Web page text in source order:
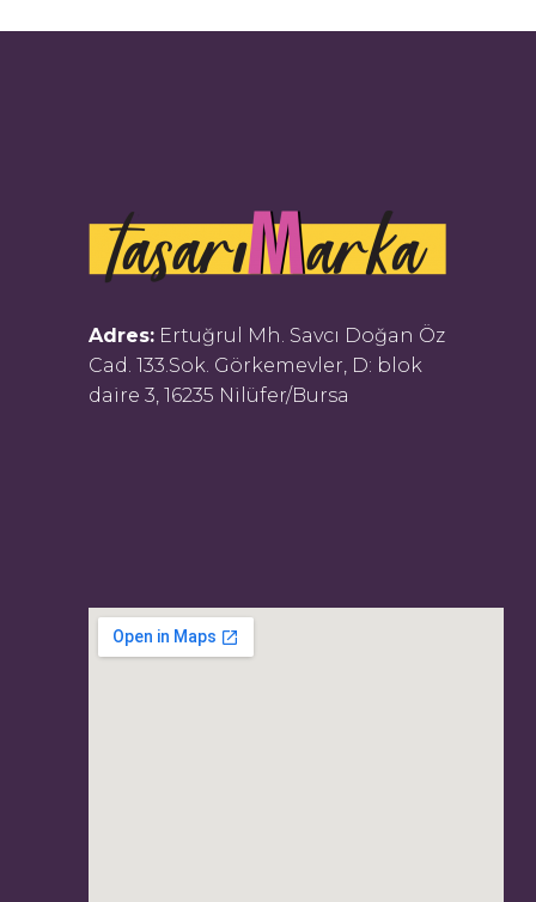
Adres: Ertuğrul Mh. Savcı Doğan Öz
Cad. 133.Sok. Görkemevler, D: blok
daire 3, 16235 Nilüfer/Bursa